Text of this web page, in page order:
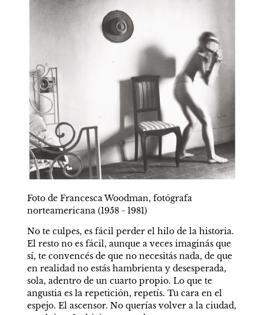
Foto de Francesca Woodman, fotógrafa
norteamericana (1958 - 1981)
No te culpes, es fácil perder el hilo de la historia.
El resto no es fácil, aunque a veces imaginás que
sí, te convencés de que no necesitás nada, de que
en realidad no estás hambrienta y desesperada,
sola, adentro de un cuarto propio. Lo que te
angustia es la repetición, repetís. Tu cara en el
espejo. El ascensor. No querías volver a la ciudad,